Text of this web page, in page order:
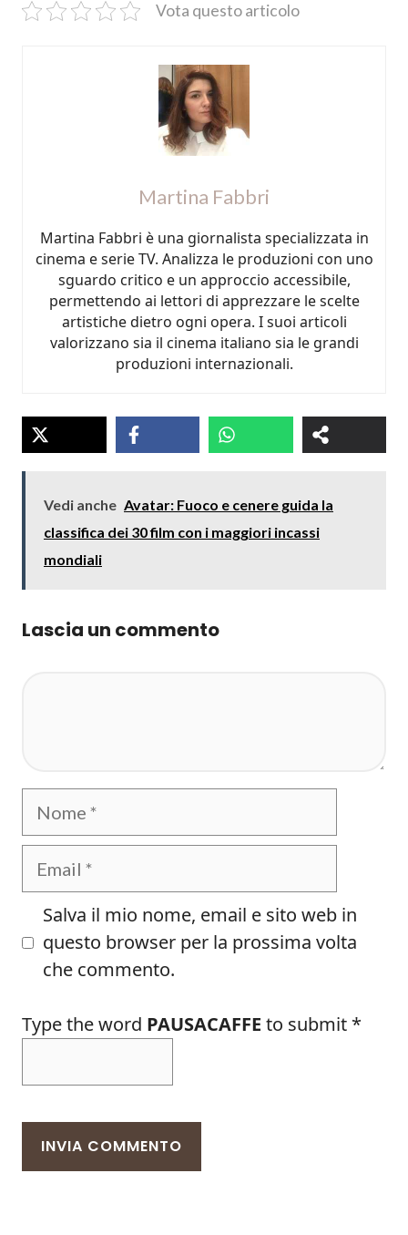
Vota questo articolo
Martina Fabbri
Martina Fabbri è una giornalista specializzata in
cinema e serie TV. Analizza le produzioni con uno
sguardo critico e un approccio accessibile,
permettendo ai lettori di apprezzare le scelte
artistiche dietro ogni opera. I suoi articoli
valorizzano sia il cinema italiano sia le grandi
produzioni internazionali.
Vedi anche Avatar: Fuoco e cenere guida la
classifica dei 30 film con i maggiori incassi
mondiali
Lascia un commento
Nome
Email
Salva il mio nome, email e sito web in
questo browser per la prossima volta
che commento.
Type the word PAUSACAFFE to submit *